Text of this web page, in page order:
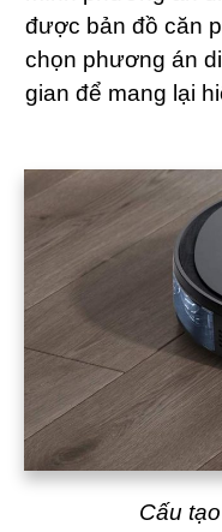
được bản đồ căn
chọn phương án
gian để mang lại
Cấu